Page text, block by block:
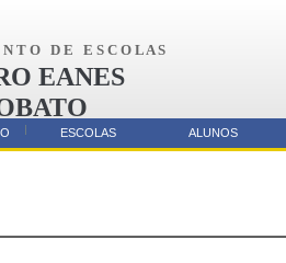
N T O D E E S C O L A S
EANES
AMORA ESCOLAS ALUNOS